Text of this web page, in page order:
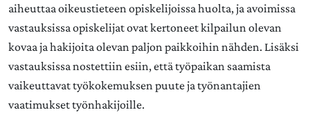
aiheuttaa oikeustieteen opiskelijoissa huolta, ja avoimissa
vastauksissa opiskelijat ovat kertoneet kilpailun olevan
kovaa ja hakijoita olevan paljon paikkoihin nähden. Lisäksi
vastauksissa nostettiin esiin, että työpaikan saamista
vaikeuttavat työkokemuksen puute ja työnantajien
vaatimukset työnhakijoille.